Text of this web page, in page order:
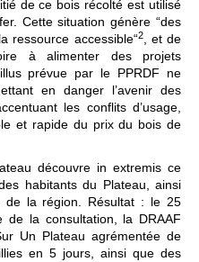
de ce bois récolté est utilisé
Cette situation génère “des
ressource accessible“2, et de
à alimenter des projets
prévue par le PPRDF ne
en danger l’avenir des
les conflits d’usage,
et rapide du prix du bois de
découvre in extremis ce
habitants du Plateau, ainsi
de la région. Résultat : le 25
la consultation, la DRAAF
Un Plateau agrémentée de
en 5 jours, ainsi que des